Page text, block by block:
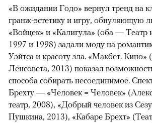
«В ожидании Годо» вернул тренд на
гранж-эстетику и игру, обнуляющую
«Войцек» и «Калигула» (оба — Театр
1997 и 1998) задали моду на
Уэйтса и красоту зла. «Макбет. Кино»
Ленсовета, 2013) показал
способа собирать несоединимое.
Брехту — «Человек = Человек»
театр, 2008), «Добрый человек из
Пушкина, 2013), «Кабаре Брехт»